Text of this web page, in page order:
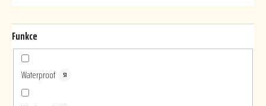
Funkce
Waterproof 51